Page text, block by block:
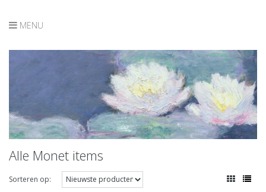
MENU
Alle Monet items
Sorteren op: